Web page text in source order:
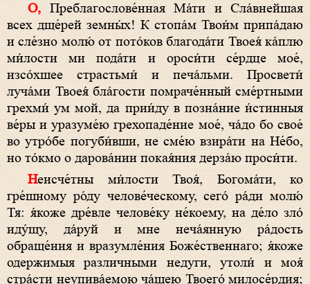
О, Преблагослове́нная Ма́ти и Сла́внейшая
всех дще́рей земны́х! К стопа́м Твои́м припа́даю
и сле́зно молю́ от пото́ков благода́ти Твоея́ ка́плю
ми́лости ми пода́ти и ороси́ти се́рдце мое́,
изсо́хшее страстьми́ и печа́льми. Просвети́
луча́ми Твоея́ бла́гости помраче́нный сме́ртными
грехми́ ум мой, да прии́ду в позна́ние и́стинныя
ве́ры и уразуме́ю грехопаде́ние мое́, ча́до бо свое́
во утро́бе погуби́вши, не сме́ю взира́ти на Не́бо,
но то́кмо о дарова́нии покая́ния дерза́ю проси́ти.
Неисче́тны ми́лости Твоя́, Богома́ти, ко
гре́шному ро́ду челове́ческому, сего́ ра́ди молю́
Тя: я́коже дре́вле челове́ку не́коему, на де́ло зло́
иду́щу, да́руй и мне неча́янную ра́дость
обраще́ния и вразумле́ния Боже́ственнаго; я́коже
одержимыя различными недуги, утоли́ и моя́
стра́сти неупива́емою ча́шею Твоего́ милосе́рдия;